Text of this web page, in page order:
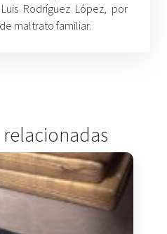
Rodríguez López, por
maltrato familiar.